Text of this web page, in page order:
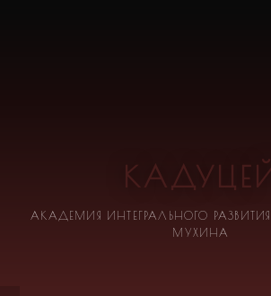
АКАДЕМИЯ ИНТЕГРАЛЬНОГО
МУХИНА